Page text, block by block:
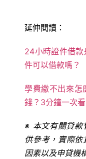
延伸閱讀：
24小時證件借
件可以借款嗎？
學費繳不出來怎
錢？3分鐘一次看
※ 本文有關貸款
供參考，實際
因素以及申貸機